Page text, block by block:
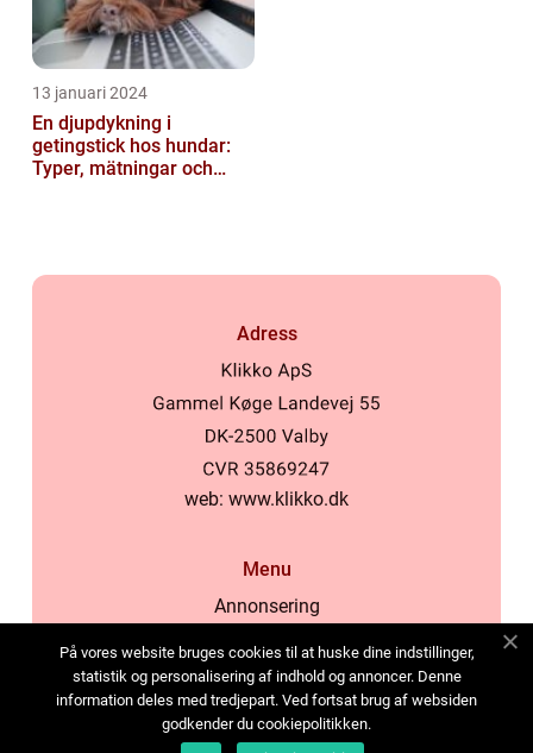
13 januari 2024
En djupdykning i
getingstick hos hundar:
Typer, mätningar och
Adress
web: www.klikko.dk
Menu
Annonsering
Cookies
Kontakta oss
Sitemap
På vores website bruges cookies til at huske dine indstillinger,
statistik og personalisering af indhold og annoncer. Denne
information deles med tredjepart. Ved fortsat brug af websiden
godkender du cookiepolitikken.